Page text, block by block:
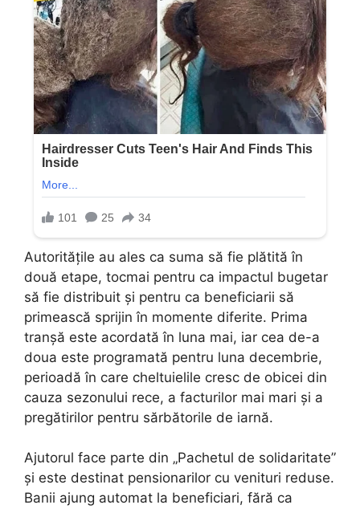
Autoritățile au ales ca suma să fie plătită în
două etape, tocmai pentru ca impactul bugetar
să fie distribuit și pentru ca beneficiarii să
primească sprijin în momente diferite. Prima
tranșă este acordată în luna mai, iar cea de-a
doua este programată pentru luna decembrie,
perioadă în care cheltuielile cresc de obicei din
cauza sezonului rece, a facturilor mai mari și a
pregătirilor pentru sărbătorile de iarnă.
Ajutorul face parte din „Pachetul de solidaritate”
și este destinat pensionarilor cu venituri reduse.
Banii ajung automat la beneficiari, fără ca